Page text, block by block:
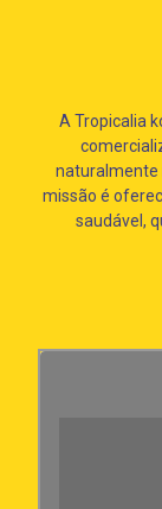
A Tropicalia
naturalmente
missão é
saudável,